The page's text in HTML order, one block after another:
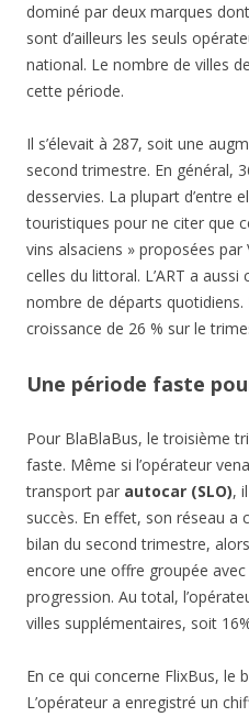
dominé par deux marques dont
sont d’ailleurs les seuls
national. Le nombre de villes
cette période.
Il s’élevait à 287, soit une
second trimestre. En général,
desservies. La plupart d’entre
touristiques pour ne citer que
vins alsaciens » proposées
celles du littoral. L’ART a
nombre de départs
croissance de 26 % sur le
Une période faste
Pour BlaBlaBus, le troisième
faste. Même si l’opérateur
transport par autocar (SLO),
succès. En effet, son réseau a
bilan du second trimestre,
encore une offre groupée avec
progression. Au total,
villes supplémentaires, soit
En ce qui concerne FlixBus, le
L’opérateur a enregistré un